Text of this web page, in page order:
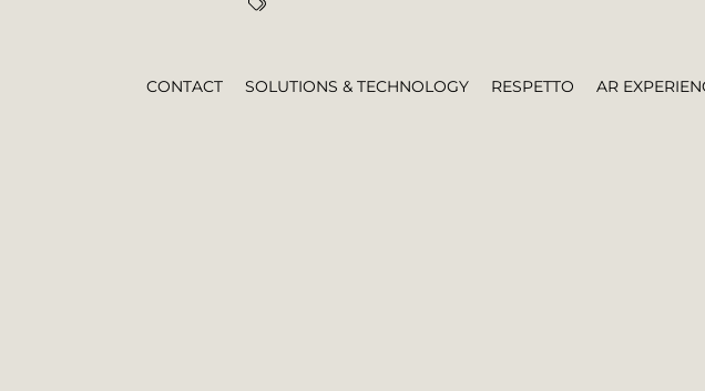
AR
RESPETTO
SOLUTIONS & TECHNOLOGY
CONTACT